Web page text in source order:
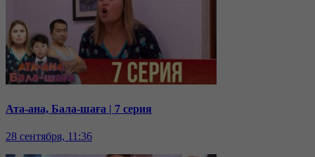
Ата-ана, Бала-шаға | 7 серия
28 сентября, 11:36